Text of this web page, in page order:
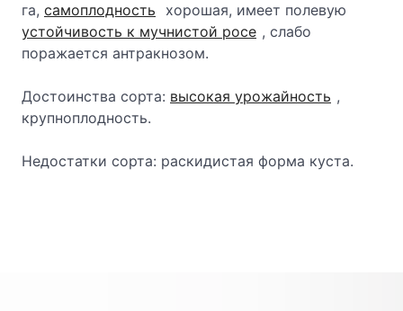
га, самоплодность
хорошая, имеет полевую
устойчивость к мучнистой росе , слабо
поражается антракнозом.
Достоинства сорта: высокая урожайность ,
крупноплодность.
Недостатки сорта: раскидистая форма куста.